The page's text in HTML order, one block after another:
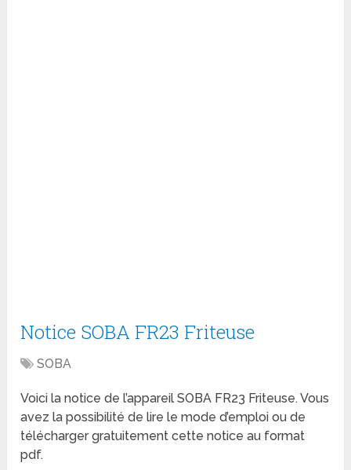
Notice SOBA FR23 Friteuse
SOBA
Voici la notice de l’appareil SOBA FR23 Friteuse. Vous
avez la possibilité de lire le mode d’emploi ou de
télécharger gratuitement cette notice au format
pdf.